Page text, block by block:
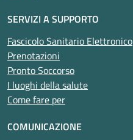
SERVIZI A SUPPORTO
Fascicolo Sanitario Elettronico
Prenotazioni
Pronto Soccorso
I luoghi della salute
Come fare per
COMUNICAZIONE